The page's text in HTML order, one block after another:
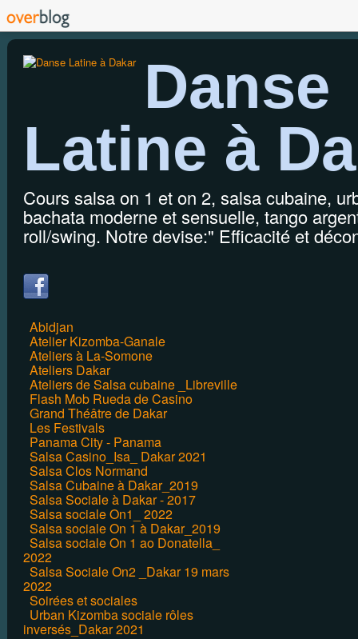
Danse
Latine à
Cours salsa on 1 et on 2, salsa cubaine,
bachata moderne et sensuelle, tango
roll/swing. Notre devise:" Efficacité et
Abidjan
Atelier Kizomba-Ganale
Ateliers à La-Somone
Ateliers Dakar
Ateliers de Salsa cubaine _Libreville
Flash Mob Rueda de Casino
Grand Théâtre de Dakar
Les Festivals
Panama City - Panama
Salsa Casino_Isa_ Dakar 2021
Salsa Clos Normand
Salsa Cubaine à Dakar_2019
Salsa Sociale à Dakar - 2017
Salsa sociale On1_ 2022
Salsa sociale On 1 à Dakar_2019
Salsa sociale On 1 ao Donatella_
2022
Salsa Sociale On2 _Dakar 19 mars
2022
Soirées et sociales
Urban Kizomba sociale rôles
inversés_Dakar 2021